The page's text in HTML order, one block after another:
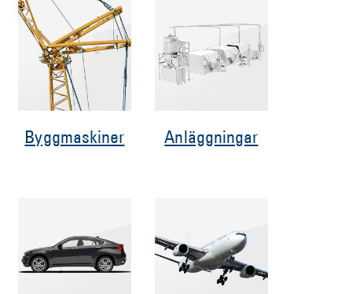
Byggmaskiner Anläggningar